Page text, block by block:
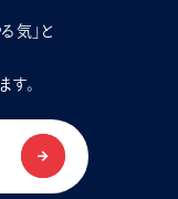
気」と
。